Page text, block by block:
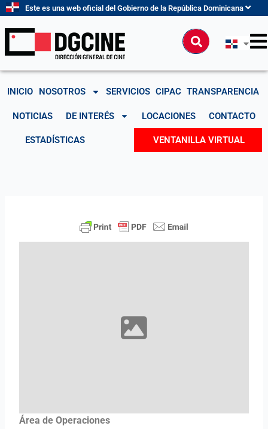
contenido
Este es una web oficial del Gobierno de la República Dominicana
Buscar
INICIO NOSOTROS SERVICIOS CIPAC TRANSPARENCIA
NOTICIAS DE INTERÉS LOCACIONES CONTACTO
ESTADÍSTICAS VENTANILLA VIRTUAL
Área de Operaciones